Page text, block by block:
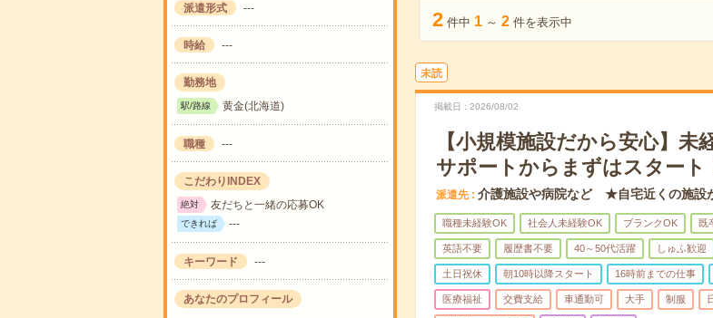
派遣形式 ---
時給 ---
勤務地
駅/路線 黄金(北海道)
職種 ---
こだわりINDEX
絶対 友だちと一緒の応募OK
できれば ---
キーワード ---
あなたのプロフィール
2 件中 1 ～ 2 件を表示中
未読
掲載日 2026/08/02
【小規模施設だから安心】
サポートからまずはスタート
派遣先 介護施設や病院など ★自宅近くの施設
職種未経験OK 社会人未経験OK ブランクOK 既
英語不要 履歴書不要 40～50代活躍 しゅふ歓迎
土日祝休 朝10時以降スタート 16時前までの仕事
医療福祉 交費支給 車通勤可 大手 制服